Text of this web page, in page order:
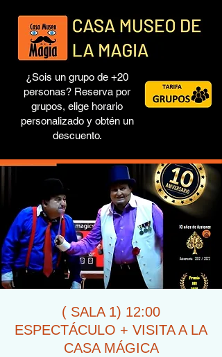
¿Sois un grupo de +20
personas? Reserva por
grupos, elige horario
personalizado y obtén un
descuento.
( SALA 1) 12:00
ESPECTÁCULO + VISITA A LA
CASA MÁGICA